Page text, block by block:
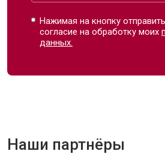
Нажимая на кнопку
согласие на обработку моих
данных.
Наши партнёры